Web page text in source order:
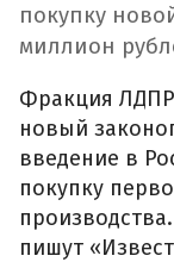
покупку
миллион
Фракция ЛДПР
новый
введение в
покупку
пишут